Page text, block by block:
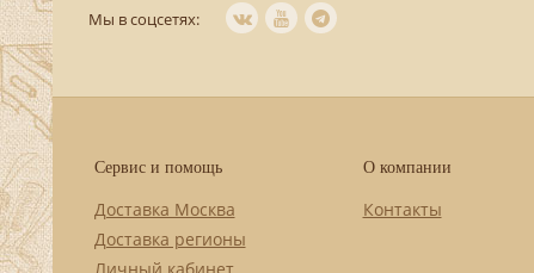
Мы в соцсетях:
Сервис и помощь
Доставка Москва
Доставка регионы
О компании
Контакты